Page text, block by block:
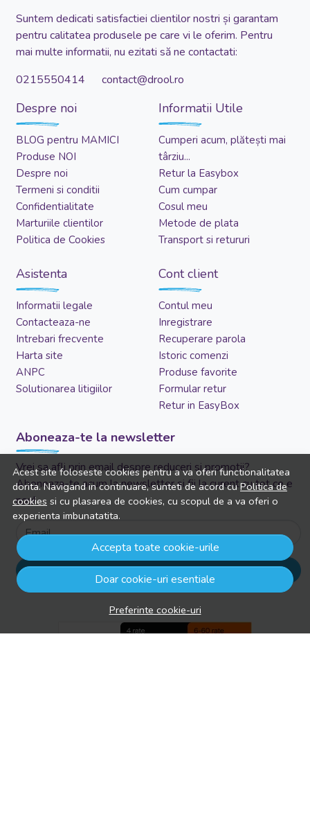
Acest site foloseste cookies pentru a va oferi functionalitatea
dorita. Navigand in continuare, sunteti de acord cuPolitica de
cookies si cu plasarea de cookies, cu scopul de a va oferi o
experienta imbunatatita.
Accepta toate cookie-urile
Doar cookie-uri esentiale
Preferinte cookie-uri
Suntem dedicati satisfactiei clientilor nostri și garantam
pentru calitatea produsele pe care vi le oferim. Pentru
mai multe informatii, nu ezitati să ne contactati:
0215550414 contact@drool.ro
Despre noi
BLOG pentru MAMICI
Produse NOI
Despre noi
Termeni si conditii
Confidentialitate
Marturiile clientilor
Politica de Cookies
Informatii Utile
Cumperi acum, plătești mai
târziu...
Retur la Easybox
Cum cumpar
Cosul meu
Metode de plata
Transport si retururi
Asistenta
Informatii legale
Contacteaza-ne
Intrebari frecvente
Harta site
ANPC
Solutionarea litigiilor
Cont client
Contul meu
Inregistrare
Recuperare parola
Istoric comenzi
Produse favorite
Formular retur
Retur in EasyBox
Aboneaza-te la newsletter
Vrei sa afli prin email despre reduceri si promotii?
Aboneaza-te acum la newsletter si fii la curent cu tot ce e
nou!
Email
Aboneaza-te